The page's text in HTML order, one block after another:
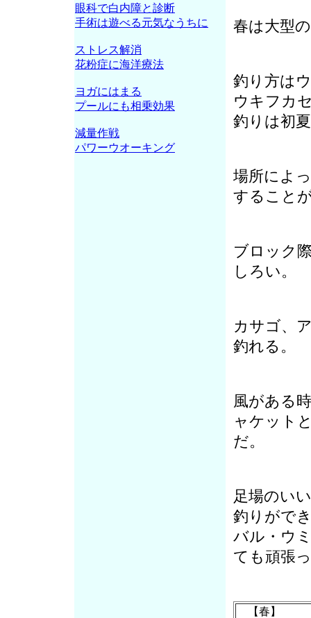
春は大型
釣り方は
ウキフカ
釣りは初
場所によ
すること
ブロック
しろい。
カサゴ、
釣れる。
風がある
ャケット
だ。
足場のい
釣りがで
バル・ウ
ても頑張
【春】
眼科で白内障と診断
手術は遊べる元気なうちに
ストレス解消
花粉症に海洋療法
ヨガにはまる
プールにも相乗効果
減量作戦
パワーウオーキング